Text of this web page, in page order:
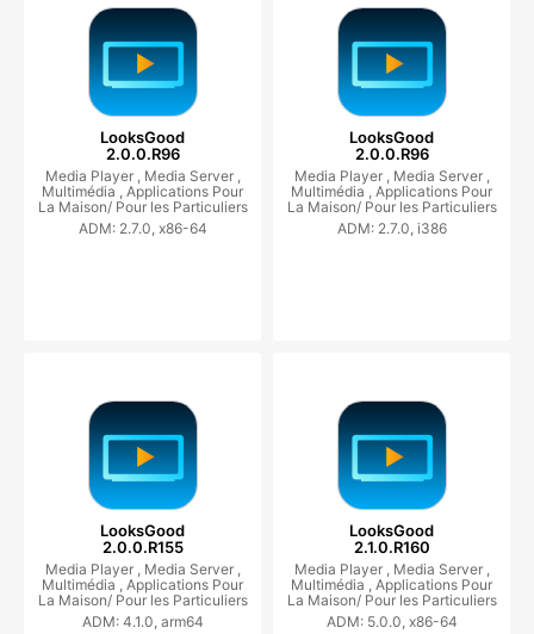
LooksGood
2.0.0.R96
Media Player , Media Server ,
Multimédia , Applications Pour
La Maison/ Pour les Particuliers
ADM: 2.7.0, x86-64
LooksGood
2.0.0.R96
Media Player , Media Server ,
Multimédia , Applications Pour
La Maison/ Pour les Particuliers
ADM: 2.7.0, i386
LooksGood
2.0.0.R155
Media Player , Media Server ,
Multimédia , Applications Pour
La Maison/ Pour les Particuliers
ADM: 4.1.0, arm64
LooksGood
2.1.0.R160
Media Player , Media Server ,
Multimédia , Applications Pour
La Maison/ Pour les Particuliers
ADM: 5.0.0, x86-64